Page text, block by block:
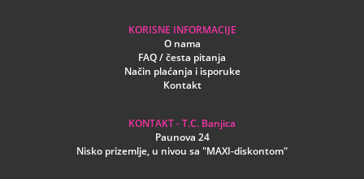
KORISNE INFORMACIJE
O nama
FAQ / česta pitanja
Način plaćanja i isporuke
Kontakt
KONTAKT - T.C. Banjica
Paunova 24
Nisko prizemlje, u nivou sa "MAXI-diskontom"